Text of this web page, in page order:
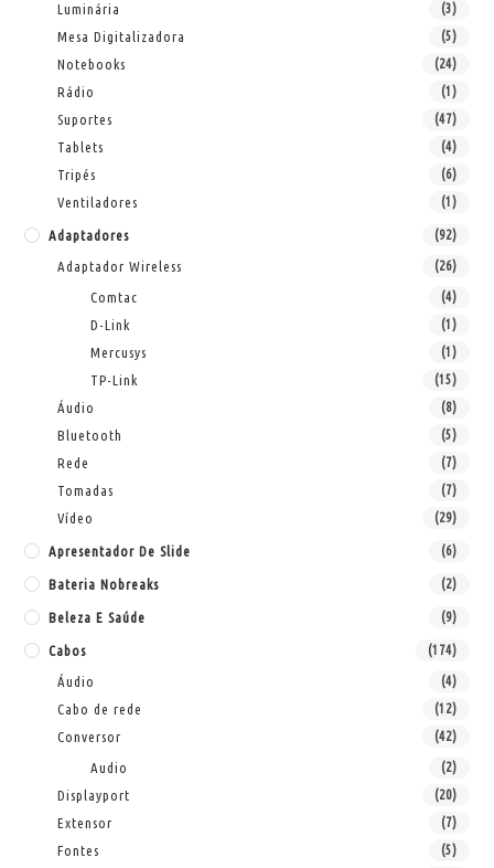
Luminária (3)
Mesa Digitalizadora (5)
Notebooks (24)
Rádio (1)
Suportes (47)
Tablets (4)
Tripés (6)
Ventiladores (1)
Adaptadores (92)
Adaptador Wireless (26)
Comtac (4)
D-Link (1)
Mercusys (1)
TP-Link (15)
Áudio (8)
Bluetooth (5)
Rede (7)
Tomadas (7)
Vídeo (29)
Apresentador De Slide (6)
Bateria Nobreaks (2)
Beleza E Saúde (9)
Cabos (174)
Áudio (4)
Cabo de rede (12)
Conversor (42)
Audio (2)
Displayport (20)
Extensor (7)
Fontes (5)